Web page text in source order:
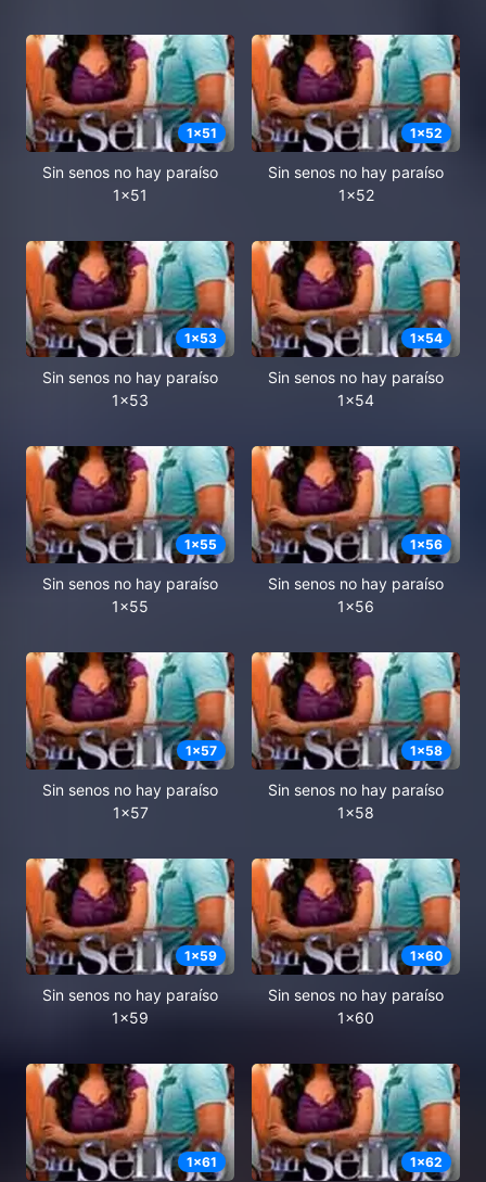
1x51
Sin senos no hay paraíso
1x51
1x52
Sin senos no hay paraíso
1x52
1x53
Sin senos no hay paraíso
1x53
1x54
Sin senos no hay paraíso
1x54
1x55
Sin senos no hay paraíso
1x55
1x56
Sin senos no hay paraíso
1x56
1x57
Sin senos no hay paraíso
1x57
1x58
Sin senos no hay paraíso
1x58
1x59
Sin senos no hay paraíso
1x59
1x60
Sin senos no hay paraíso
1x60
1x61 1x62